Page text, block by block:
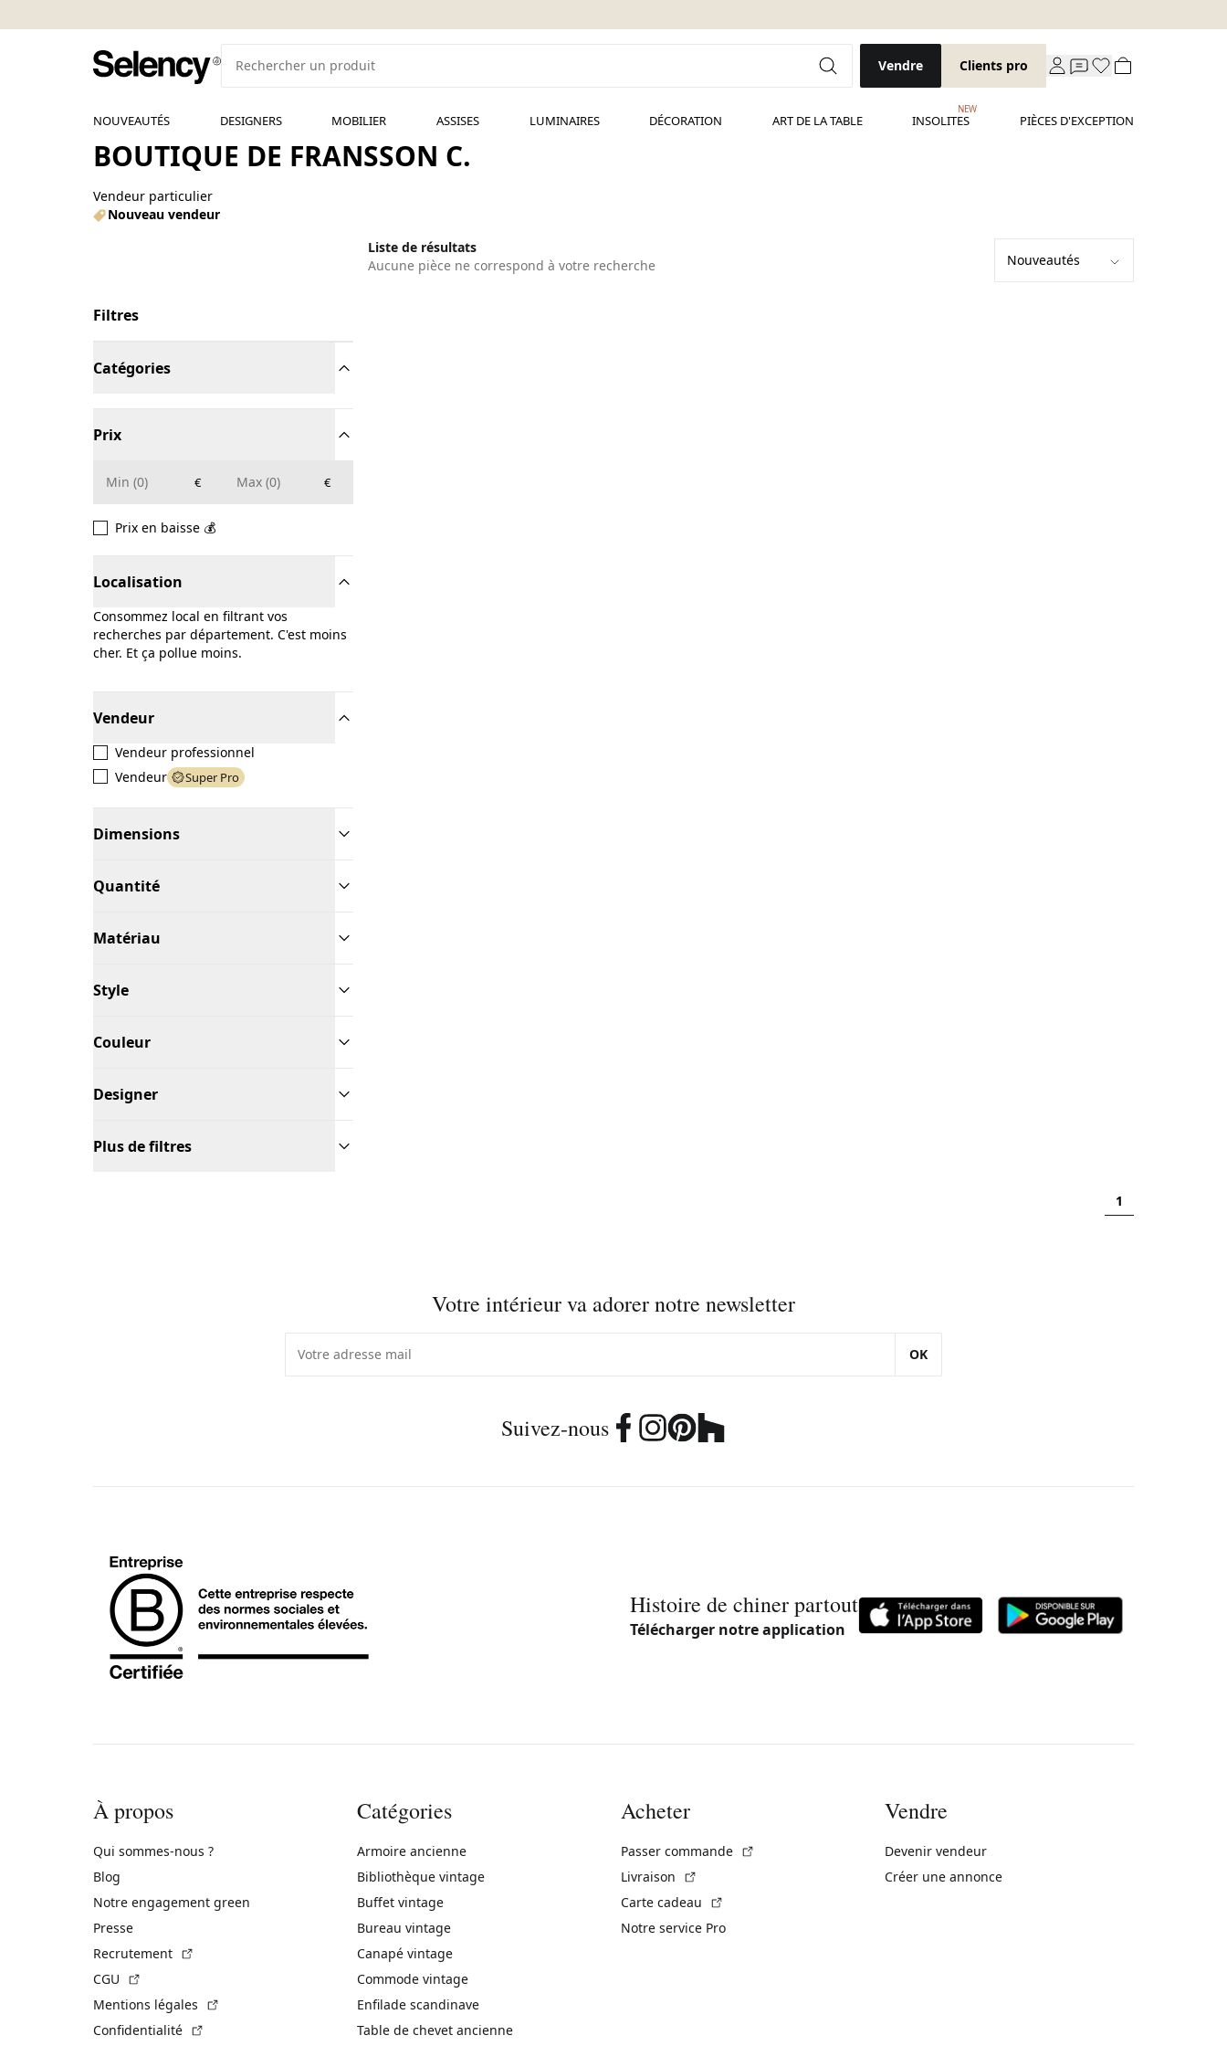
Vendre Clients pro
NOUVEAUTÉS DESIGNERS MOBILIER ASSISES LUMINAIRES DÉCORATION ART DE LA TABLE INSOLITES
NEW
PIÈCES D'EXCEPTION
BOUTIQUE DE FRANSSON C.
Vendeur particulier
Nouveau vendeur
Liste de résultats
Aucune pièce ne correspond à votre recherche
Filtres
Catégories
Prix
€ €
Prix en baisse 💰
Localisation
Consommez local en filtrant vos
recherches par département. C'est moins
cher. Et ça pollue moins.
Vendeur
Vendeur professionnel
Vendeur
Super Pro
Dimensions
Quantité
Matériau
Style
Couleur
Designer
Plus de filtres
1
Votre intérieur va adorer notre newsletter
OK
Suivez-nous
Histoire de chiner partout
Télécharger notre application
À propos
Qui sommes-nous ?
Blog
Notre engagement green
Presse
Recrutement
CGU
Mentions légales
Confidentialité
Catégories
Armoire ancienne
Bibliothèque vintage
Buffet vintage
Bureau vintage
Canapé vintage
Commode vintage
Enfilade scandinave
Table de chevet ancienne
Acheter
Passer commande
Livraison
Carte cadeau
Notre service Pro
Vendre
Devenir vendeur
Créer une annonce